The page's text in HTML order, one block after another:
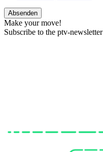
Make your move!
Subscribe to the ptv-newsletter